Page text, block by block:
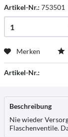
Artikel-Nr.: 753501
Merken
Artikel-Nr.:
Beschreibung
Nie wieder
Flaschenventile.